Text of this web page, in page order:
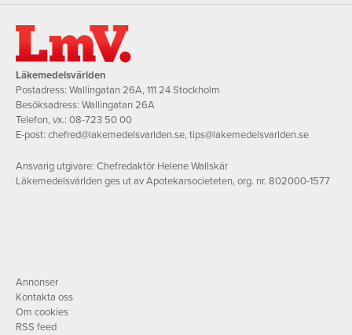
Läkemedelsvärlden
Postadress: Wallingatan 26A, 111 24 Stockholm
Besöksadress: Wallingatan 26A
Telefon, vx.: 08-723 50 00
E-post: chefred@lakemedelsvarlden.se,tips@lakemedelsvarlden.se
Ansvarig utgivare: Chefredaktör Helene Wallskär
Läkemedelsvärlden ges ut av Apotekarsocieteten, org. nr. 802000-1577
Annonser
Kontakta oss
Om cookies
RSS feed